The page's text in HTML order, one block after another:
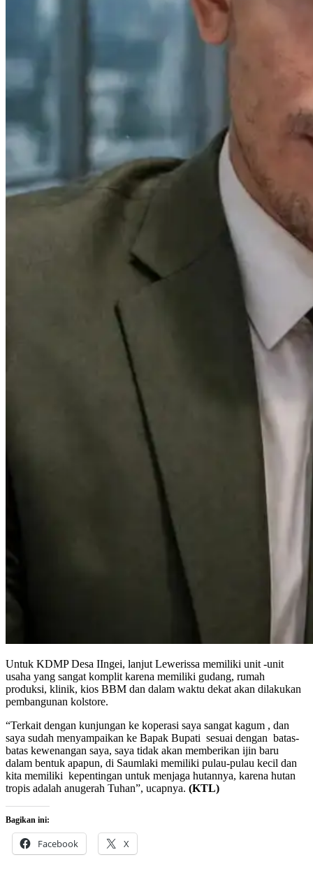
Untuk KDMP Desa IIngei, lanjut Lewerissa memiliki unit -unit
usaha yang sangat komplit karena memiliki gudang, rumah
produksi, klinik, kios BBM dan dalam waktu dekat akan dilakukan
pembangunan kolstore.
“Terkait dengan kunjungan ke koperasi saya sangat kagum , dan
saya sudah menyampaikan ke Bapak Bupati sesuai dengan batas-
batas kewenangan saya, saya tidak akan memberikan ijin baru
dalam bentuk apapun, di Saumlaki memiliki pulau-pulau kecil dan
kita memiliki kepentingan untuk menjaga hutannya, karena hutan
tropis adalah anugerah Tuhan”, ucapnya. (KTL)
Bagikan ini:
Facebook X